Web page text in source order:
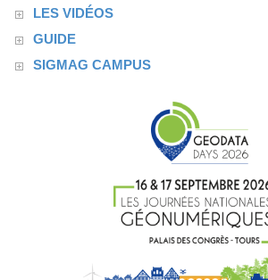
LES VIDÉOS
GUIDE
SIGMAG CAMPUS